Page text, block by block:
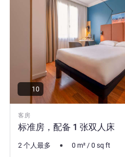
客房
标准房，配备 1 张双人床
10
2 个人最多 0 m²/0 sq ft